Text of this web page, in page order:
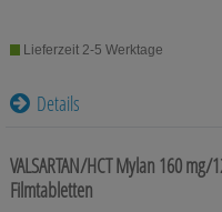
Tablettenspender & Tablettenteiler
Tierarzneimittel
Lieferzeit 2-5 Werktage
Details
VALSARTAN/HCT Mylan 160
Filmtabletten